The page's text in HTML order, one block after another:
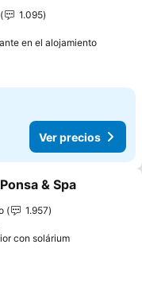
1.095
en el alojamientoVer
Ver precios
a favoritos
& Spa
1.957
con soláriumVer precios